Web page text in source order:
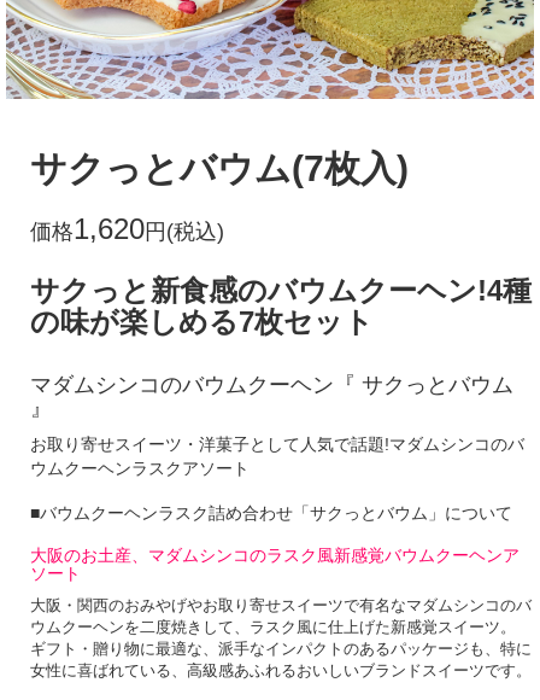
サクっとバウム(7枚入)
価格1,620円(税込)
サクっと新食感のバウムクーヘン!4種
の味が楽しめる7枚セット
マダムシンコのバウムクーヘン『 サクっとバウム
』
お取り寄せスイーツ・洋菓子として人気で話題!マダムシンコのバ
ウムクーヘンラスクアソート
■バウムクーヘンラスク詰め合わせ「サクっとバウム」について
大阪のお土産、マダムシンコのラスク風新感覚バウムクーヘンア
ソート
大阪・関西のおみやげやお取り寄せスイーツで有名なマダムシンコのバ
ウムクーヘンを二度焼きして、ラスク風に仕上げた新感覚スイーツ。
ギフト・贈り物に最適な、派手なインパクトのあるパッケージも、特に
女性に喜ばれている、高級感あふれるおいしいブランドスイーツです。